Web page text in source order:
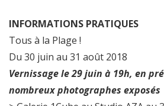
INFORMATIONS PRATIQUES
Tous à la Plage !
Du 30 juin au 31 août 2018
Vernissage le 29 juin à 19h, en
nombreux photographes exposés